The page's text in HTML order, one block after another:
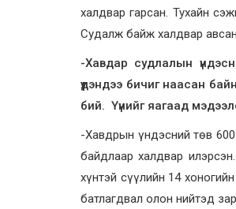
халдвар гарсан. Тухайн
Судалж байж халдвар
-Хавдар судлалын
үүдэндээ бичиг наасан
бий. Үүнийг яагаад
-Хавдрын үндэсний төв
байдлаар халдвар
хүнтэй сүүлийн 14
батлагдвал олон нийтэд